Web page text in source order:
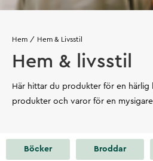
Hem Hem & Livsstil
Hem & livsstil
Här hittar du produkter för en härlig
produkter och varor för en
Böcker Broddar